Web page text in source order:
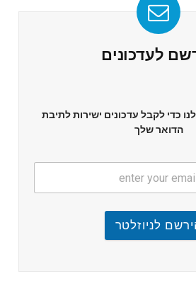
לעדכונים
כדי לקבל עדכונים ישירות לתיבת
הדואר שלך
לניוזלטר